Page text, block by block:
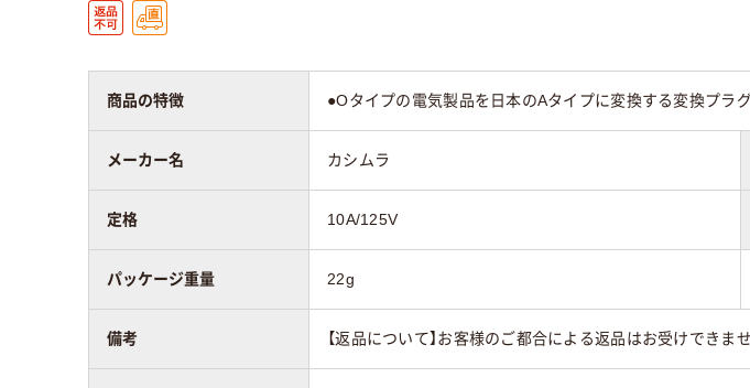
商品の特徴 ●Oタイプの電気製品を日本のAタイプに変換する変換プラ
メーカー名 カシムラ
定格 10A/125V
パッケージ重量 22g
備考 【返品について】お客様のご都合による返品はお受けでき